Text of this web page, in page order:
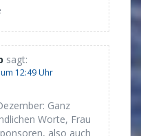
sagt:
12:49 Uhr
Ganz
Worte, Frau
also auch